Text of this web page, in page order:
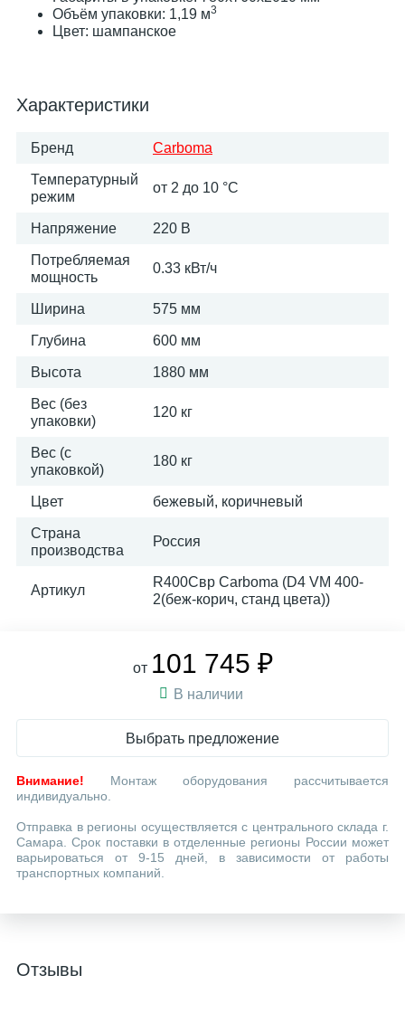
Объём упаковки: 1,19 м3
Цвет: шампанское
Характеристики
Бренд Carboma
Температурный
режим
от 2 до 10 °С
Напряжение 220 В
Потребляемая
мощность
0.33 кВт/ч
Ширина 575 мм
Глубина 600 мм
Высота 1880 мм
Вес (без
упаковки)
120 кг
Вес (с
упаковкой)
180 кг
Цвет бежевый, коричневый
Страна
производства
Россия
Артикул
R400Cвр Сarboma (D4 VM 400-
2(беж-корич, станд цвета))
от 101 745 ₽
В наличии
Выбрать предложение
Внимание! Монтаж оборудования рассчитывается
индивидуально.
Отправка в регионы осуществляется с центрального склада г.
Самара. Срок поставки в отделенные регионы России может
варьироваться от 9-15 дней, в зависимости от работы
транспортных компаний.
Отзывы